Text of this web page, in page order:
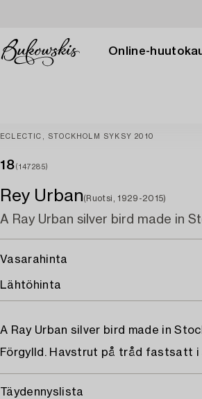
Online-
ECLECTIC, STOCKHOLM SYKSY 2010
18 (147285)
Rey Urban(Ruotsi, 1929-2015)
A Ray Urban silver bird made in
Vasarahinta
Lähtöhinta
A Ray Urban silver bird made in
Förgylld. Havstrut på tråd fastsatt i
Täydennyslista